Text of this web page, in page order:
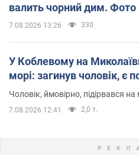
валить чорний дим. Фото
7.08.2026 13:26 330
У Коблевому на
морі: загинув чоловік, є
Чоловік, ймовірно, підірвався на
7.08.2026 12:41 2,0 т.